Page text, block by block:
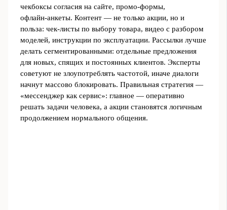
чекбоксы согласия на сайте, промо‑формы,
офлайн‑анкеты. Контент — не только акции, но и
польза: чек‑листы по выбору товара, видео с разбором
моделей, инструкции по эксплуатации. Рассылки лучше
делать сегментированными: отдельные предложения
для новых, спящих и постоянных клиентов. Эксперты
советуют не злоупотреблять частотой, иначе диалоги
начнут массово блокировать. Правильная стратегия —
«мессенджер как сервис»: главное — оперативно
решать задачи человека, а акции становятcя логичным
продолжением нормального общения.